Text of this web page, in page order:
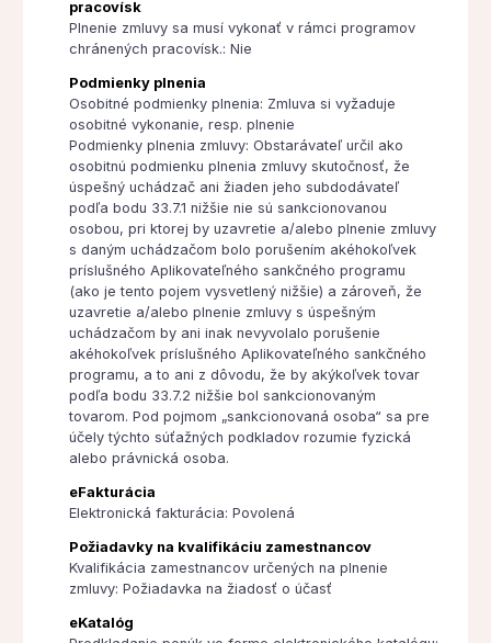
pracovísk
Plnenie zmluvy sa musí vykonať v rámci programov
chránených pracovísk.: Nie
Podmienky plnenia
Osobitné podmienky plnenia: Zmluva si vyžaduje
osobitné vykonanie, resp. plnenie
Podmienky plnenia zmluvy: Obstarávateľ určil ako
osobitnú podmienku plnenia zmluvy skutočnosť, že
úspešný uchádzač ani žiaden jeho subdodávateľ
podľa bodu 33.7.1 nižšie nie sú sankcionovanou
osobou, pri ktorej by uzavretie a/alebo plnenie zmluvy
s daným uchádzačom bolo porušením akéhokoľvek
príslušného Aplikovateľného sankčného programu
(ako je tento pojem vysvetlený nižšie) a zároveň, že
uzavretie a/alebo plnenie zmluvy s úspešným
uchádzačom by ani inak nevyvolalo porušenie
akéhokoľvek príslušného Aplikovateľného sankčného
programu, a to ani z dôvodu, že by akýkoľvek tovar
podľa bodu 33.7.2 nižšie bol sankcionovaným
tovarom. Pod pojmom „sankcionovaná osoba“ sa pre
účely týchto súťažných podkladov rozumie fyzická
alebo právnická osoba.
eFakturácia
Elektronická fakturácia: Povolená
Požiadavky na kvalifikáciu zamestnancov
Kvalifikácia zamestnancov určených na plnenie
zmluvy: Požiadavka na žiadosť o účasť
eKatalóg